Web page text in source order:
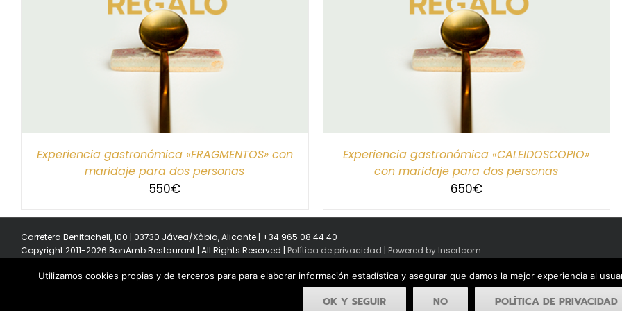
Experiencia gastronómica «FRAGMENTOS» con
maridaje para dos personas
550€
SELECCIONAR IMPORTE
Experiencia gastronómica «CALEIDOSCOPIO»
con maridaje para dos personas
650€
Carretera Benitachell, 100 | 03730 Jávea/Xàbia, Alicante | +34 965 08 44 40
Copyright 2011-2026 BonAmb Restaurant | All Rights Reserved | Política de privacidad | Powered by Insertcom
Utilizamos cookies propias y de terceros para para elaborar información estadística y asegurar que damos la mejor experiencia al
OK Y SEGUIR NO POLÍTICA DE PRIVACIDAD